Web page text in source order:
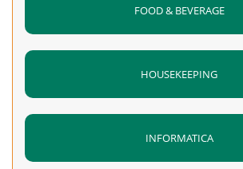
FOOD & BEVERAGE
HOUSEKEEPING
INFORMATICA